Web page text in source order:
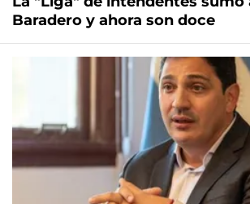
Baradero y ahora son doce